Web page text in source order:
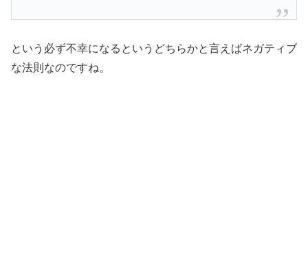
という必ず不幸になるというどちらかと言えばネガティブ
な法則なのですね。